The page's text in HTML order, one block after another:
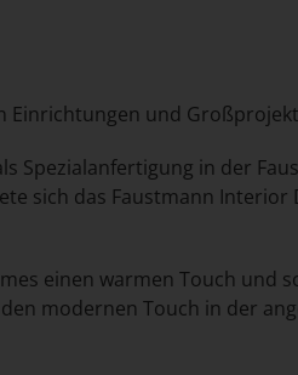
Einrichtungen und
Spezialanfertigung in der
sich das Faustmann Interior
einen warmen Touch und
modernen Touch in der